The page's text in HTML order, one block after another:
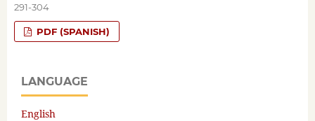
291-304
PDF (SPANISH)
LANGUAGE
English